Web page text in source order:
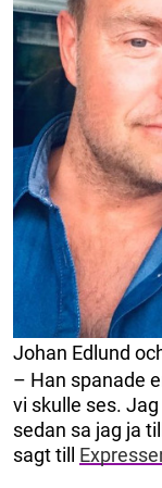
Johan Edlund
– Han spanade
vi skulle ses.
sedan sa jag ja
sagt till